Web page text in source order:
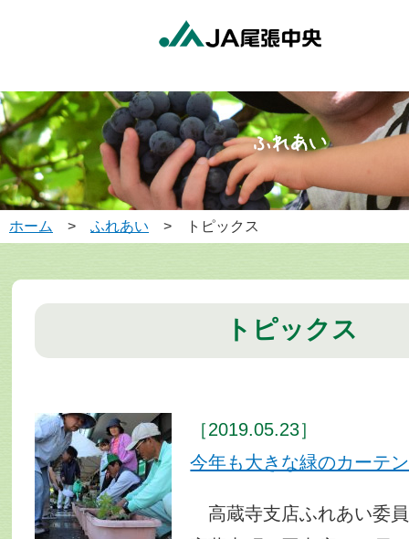
ホーム > ふれあい > トピックス
トピックス
［2019.05.23］
今年も大きな緑のカーテ
高蔵寺支店ふれあい委